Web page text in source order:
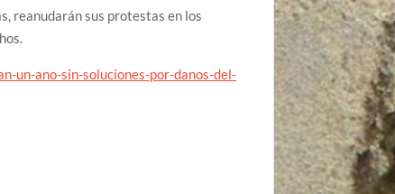
reanudarán sus protestas en los
un-ano-sin-soluciones-por-danos-del-